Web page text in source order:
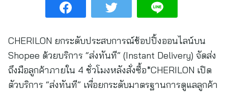
CHERILON ยกระดับประสบการณ์ช้อปปิ้งออนไลน์บน
Shopee ด้วยบริการ “ส่งทันที” (Instant Delivery) จัดส่ง
ถึงมือลูกค้าภายใน 4 ชั่วโมงหลังสั่งซื้อ*CHERILON เปิด
ตัวบริการ “ส่งทันที” เพื่อยกระดับมาตรฐานการดูแลลูกค้า